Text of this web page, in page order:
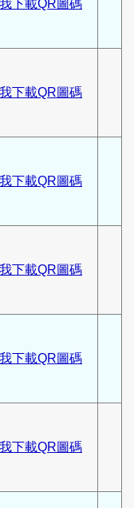
下載QR圖碼
下載QR圖碼
下載QR圖碼
下載QR圖碼
下載QR圖碼
下載QR圖碼